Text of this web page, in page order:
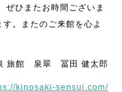
ぜひまたお時間ございま
。またのご来館を心よ
旅館 泉翠 冨田 健太郎
kinosaki-sensui.com/